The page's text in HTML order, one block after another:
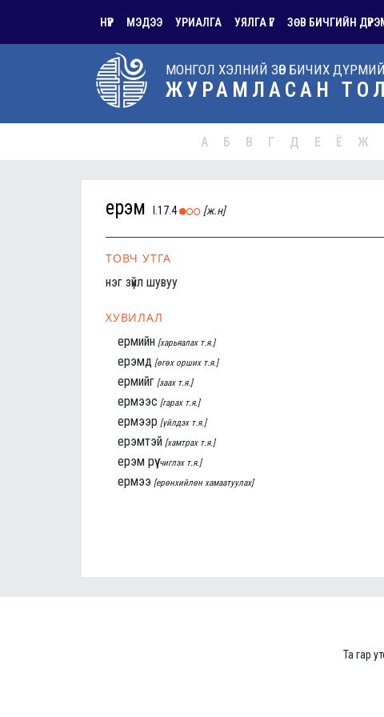
НҮҮР МЭДЭЭ УРИАЛГА УЯЛГА ҮГ ЗӨВ БИЧГИЙН
МОНГОЛ ХЭЛНИЙ ЗӨВ БИЧИХ
ЖУРАМЛАСАН
А Б В Г Д Е Ё Ж
ерэм I.17.4 [ж.н]
ТОВЧ УТГА
нэг зүйл шувуу
ХУВИЛАЛ
ермийн [харьяалах т.я.]
ерэмд [өгөх орших т.я.]
ермийг [заах т.я.]
ермээс [гарах т.я.]
ермээр [үйлдэх т.я.]
ерэмтэй [хамтрах т.я.]
ерэм рүү [чиглэх т.я.]
ермээ [ерөнхийлөн хамаатуулах]
Та гар